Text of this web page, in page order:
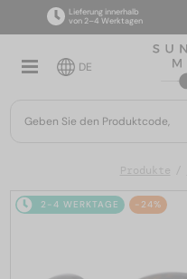
Lieferung innerhalb
von 2–4 Werktagen
DE
Produkte
2-4 WERKTAGE -24%